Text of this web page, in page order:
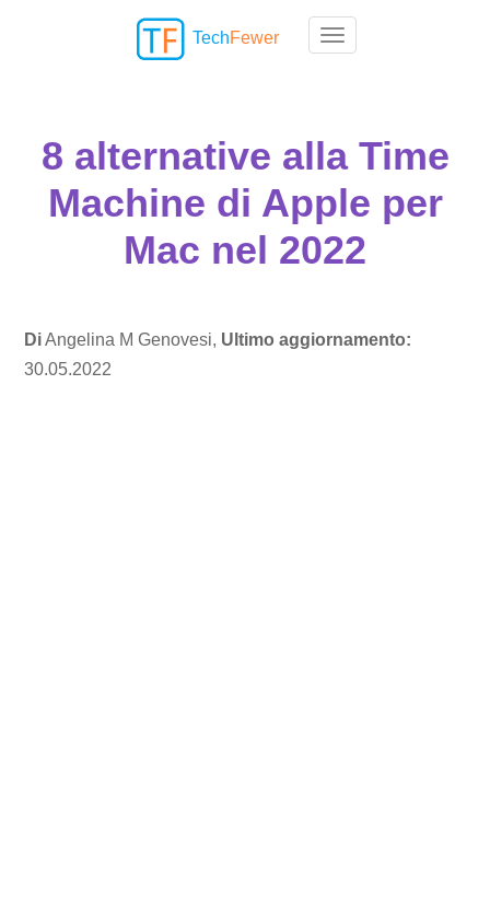
Toggle navigation
TechFewer
8 alternative alla Time
Machine di Apple per
Mac nel 2022
DiAngelina M Genovesi, Ultimo aggiornamento:
30.05.2022